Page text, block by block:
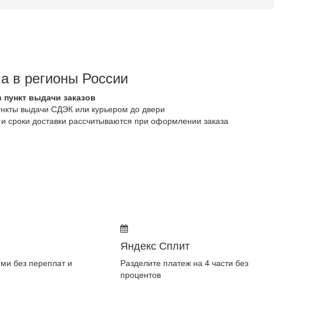
в регионы России
пункт выдачи заказов
выдачи СДЭК или курьером до двери
сроки доставки рассчитываются при оформлении заказа
без переплат и
Яндекс Сплит
Разделите платеж на 4 части без
процентов